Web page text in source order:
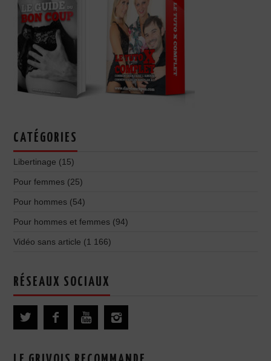
CATÉGORIES
Libertinage (15)
Pour femmes (25)
Pour hommes (54)
Pour hommes et femmes (94)
Vidéo sans article (1 166)
RÉSEAUX SOCIAUX